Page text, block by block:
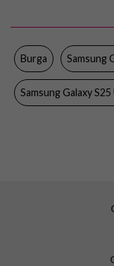
Material
Tillverkarens art nr
Burga Samsung
Samsung Galaxy